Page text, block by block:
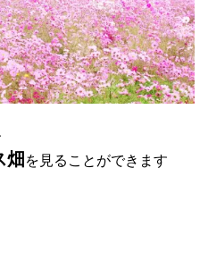
畑 を見ることができます